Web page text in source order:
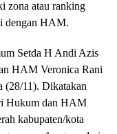
zona atau ranking
dengan HAM.
Setda H Andi Azis
HAM Veronica Rani
(28/11). Dikatakan
Hukum dan HAM
kabupaten/kota